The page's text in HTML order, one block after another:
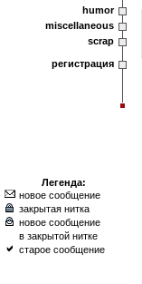
humor
miscellaneous
scrap
регистрация
Легенда:
новое сообщение
закрытая нитка
новое сообщение
в закрытой нитке
старое сообщение